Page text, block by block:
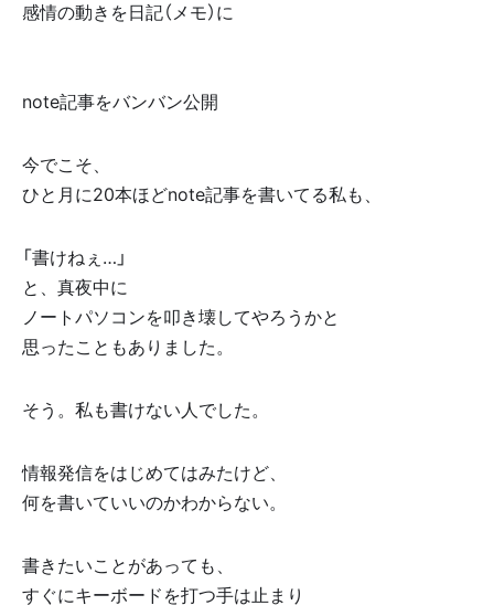
感情の動きを日記（メモ）に
note記事をバンバン公開
今でこそ、
ひと月に20本ほどnote記事を書いてる私も、
「書けねぇ…」
と、真夜中に
ノートパソコンを叩き壊してやろうかと
思ったこともありました。
そう。私も書けない人でした。
情報発信をはじめてはみたけど、
何を書いていいのかわからない。
書きたいことがあっても、
すぐにキーボードを打つ手は止まり